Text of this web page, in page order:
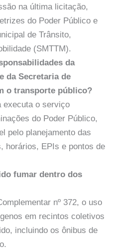
na última licitação,
do Poder Público e
de Trânsito,
(SMTTM).
da
da Secretaria de
o transporte público?
executa o serviço
do Poder Público,
pelo planejamento das
horários, EPIs e pontos de
fumar dentro dos
nº 372, o uso
em recintos coletivos
incluindo os ônibus de